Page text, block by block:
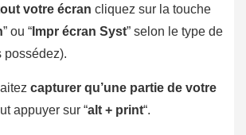
votre écran cliquez sur la touche
” ou “ Impr écran Syst” selon le type de
possédez).
capturer qu’une partie de votre
appuyer sur “alt + print“.